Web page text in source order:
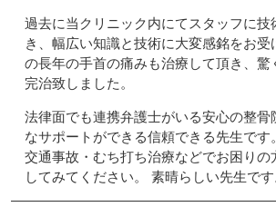
過去に当クリニック内にてスタッフに技
き、幅広い知識と技術に大変感銘をお受
の長年の手首の痛みも治療して頂き、驚
完治致しました。
法律面でも連携弁護士がいる安心の整骨
なサポートができる信頼できる先生です
交通事故・むち打ち治療などでお困りの
してみてください。 素晴らしい先生で